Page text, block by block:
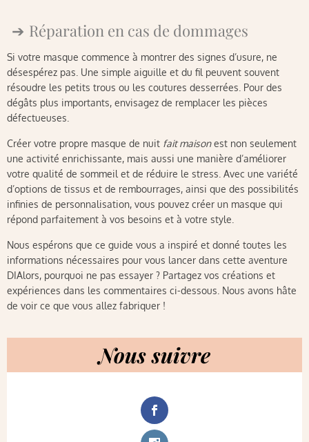
Réparation en cas de dommages
Si votre masque commence à montrer des signes d’usure, ne
désespérez pas. Une simple aiguille et du fil peuvent souvent
résoudre les petits trous ou les coutures desserrées. Pour des
dégâts plus importants, envisagez de remplacer les pièces
défectueuses.
Créer votre propre masque de nuit fait maisonest non seulement
une activité enrichissante, mais aussi une manière d’améliorer
votre qualité de sommeil et de réduire le stress. Avec une variété
d’options de tissus et de rembourrages, ainsi que des possibilités
infinies de personnalisation, vous pouvez créer un masque qui
répond parfaitement à vos besoins et à votre style.
Nous espérons que ce guide vous a inspiré et donné toutes les
informations nécessaires pour vous lancer dans cette aventure
DIAlors, pourquoi ne pas essayer ? Partagez vos créations et
expériences dans les commentaires ci-dessous. Nous avons hâte
de voir ce que vous allez fabriquer !
Nous suivre